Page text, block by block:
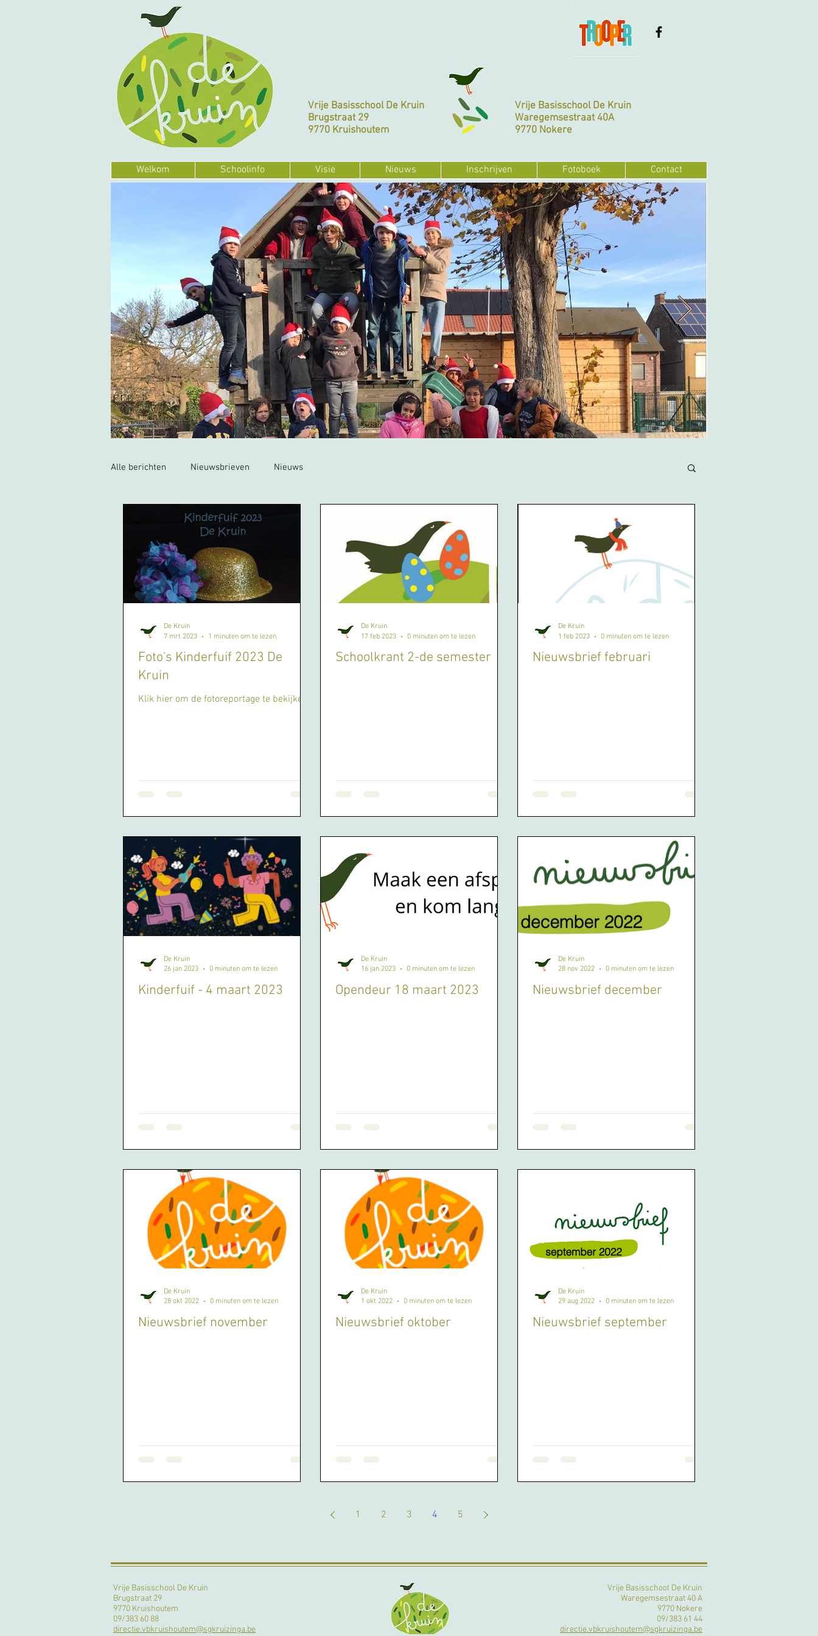
Vrije Basisschool De Kruin
Brugstraat 29
9770 Kruishoutem
Vrije Basisschool De Kruin
Waregemsestraat 40A
9770 Nokere
Welkom Schoolinfo Visie Nieuws Inschrijven Fotoboek Contact
Alle berichten Nieuwsbrieven Nieuws
Foto's Kinderfuif 2023 De
Kruin
Klik hier om de fotoreportage te bekijken
De Kruin
7 mrt 2023
1 minuten om te lezen
Schoolkrant 2-de semester
De Kruin
17 feb 2023
0 minuten om te lezen
Nieuwsbrief februari
De Kruin
1 feb 2023
0 minuten om te lezen
Kinderfuif - 4 maart 2023
De Kruin
26 jan 2023
0 minuten om te lezen
Opendeur 18 maart 2023
De Kruin
16 jan 2023
0 minuten om te lezen
Nieuwsbrief december
De Kruin
28 nov 2022
0 minuten om te lezen
Nieuwsbrief november
De Kruin
28 okt 2022
0 minuten om te lezen
Nieuwsbrief oktober
De Kruin
1 okt 2022
0 minuten om te lezen
Nieuwsbrief september
De Kruin
29 aug 2022
0 minuten om te lezen
1 2 3 4 5
Vrije Basisschool De Kruin
Brugstraat 29
9770 Kruishoutem
09/383 60 88
directie.vbkruishoutem@sgkruizinga.be
Vrije Basisschool De Kruin
Waregemsestraat 40 A
9770 Nokere
09/383 61 44
directie.vbkruishoutem@sgkruizinga.be